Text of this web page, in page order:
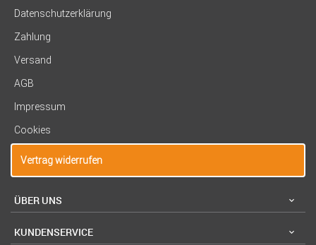
Datenschutzerklärung
Zahlung
Versand
AGB
Impressum
Cookies
Vertrag widerrufen
ÜBER UNS
KUNDENSERVICE